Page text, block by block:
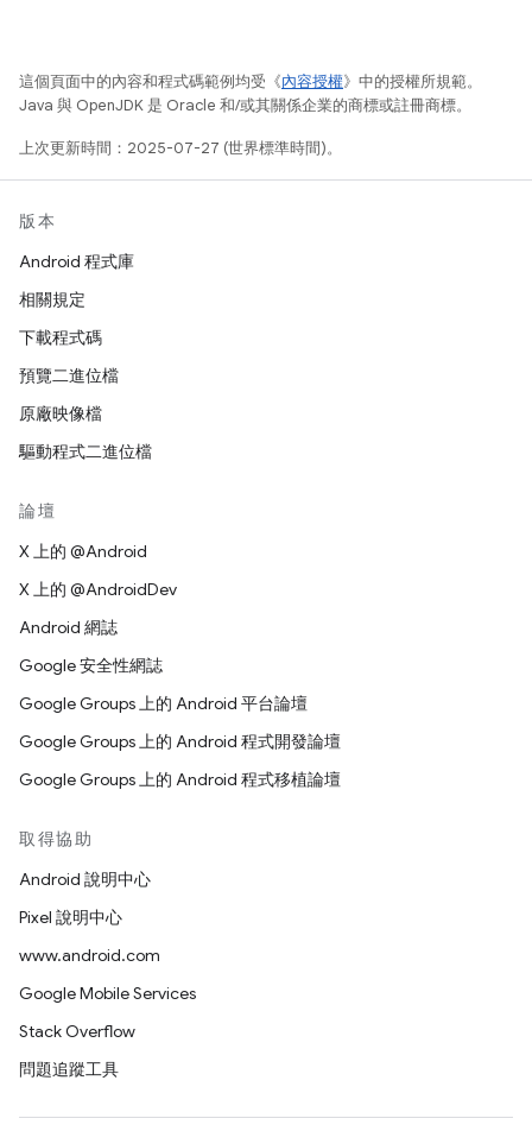
這個頁面中的內容和程式碼範例均受《內容授權》中的授權所規範。
Java 與 OpenJDK 是 Oracle 和/或其關係企業的商標或註冊商標。
上次更新時間：2025-07-27 (世界標準時間)。
版本
Android 程式庫
相關規定
下載程式碼
預覽二進位檔
原廠映像檔
驅動程式二進位檔
論壇
X 上的 @Android
X 上的 @AndroidDev
Android 網誌
Google 安全性網誌
Google Groups 上的 Android 平台論壇
Google Groups 上的 Android 程式開發論壇
Google Groups 上的 Android 程式移植論壇
取得協助
Android 說明中心
Pixel 說明中心
www.android.com
Google Mobile Services
Stack Overflow
問題追蹤工具